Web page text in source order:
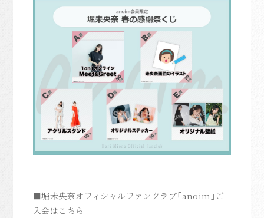
■堀未央奈オフィシャルファンクラブ「anoim 」ご
入会はこちら